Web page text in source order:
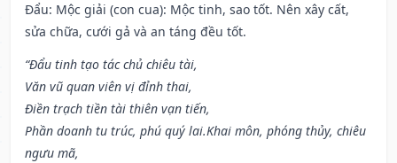
Đẩu: Mộc giải (con cua): Mộc tinh, sao tốt. Nên xây cất,
sửa chữa, cưới gả và an táng đều tốt.
“Đẩu tinh tạo tác chủ chiêu tài,
Văn vũ quan viên vị đỉnh thai,
Điền trạch tiền tài thiên vạn tiến,
Phần doanh tu trúc, phú quý lai.Khai môn, phóng thủy, chiêu
ngưu mã,